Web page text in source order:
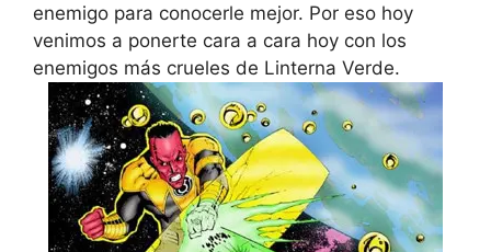
enemigo para conocerle mejor. Por eso hoy
venimos a ponerte cara a cara hoy con los
enemigos más crueles de Linterna Verde.